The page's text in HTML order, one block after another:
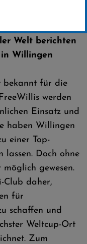
Welt berichten
Willingen
bekannt für die
werden
Einsatz und
haben Willingen
einer Top-
lassen. Doch ohne
gewesen.
Club daher,
für
schaffen und
Weltcup-Ort
Zum